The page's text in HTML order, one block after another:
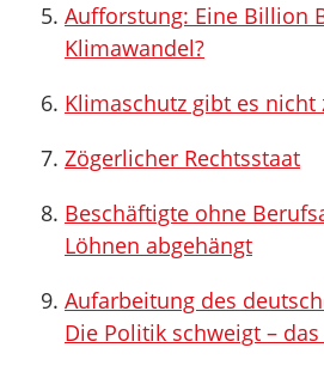
Aufforstung: Eine Billion
Klimawandel?
Klimaschutz gibt es
Zögerlicher Rechtsstaat
Beschäftigte ohne
Löhnen abgehängt
Aufarbeitung des
Die Politik schweigt –